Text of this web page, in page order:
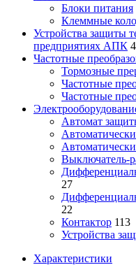
Блоки питания
Клеммные
Устройства защиты
предприятиях АПК 4
Частотные
Тормозные
Частотные
Частотные
Автомат
Выключатель-
27
22
Контактор 113
Устройства
Характеристики